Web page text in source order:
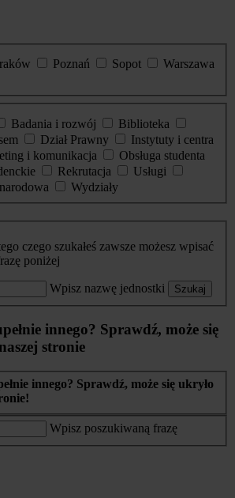
Poznań Sopot
Warszawa
Badania i rozwój
Biblioteka
Dział Prawny
Instytuty i centra
i komunikacja
Obsługa studenta
Rekrutacja
Usługi
Wydziały
czego szukałeś zawsze możesz wpisać
poniżej
Wpisz nazwę jednostki Szukaj
innego? Sprawdź, może się
stronie
innego? Sprawdź, może się ukryło
Wpisz poszukiwaną frazę